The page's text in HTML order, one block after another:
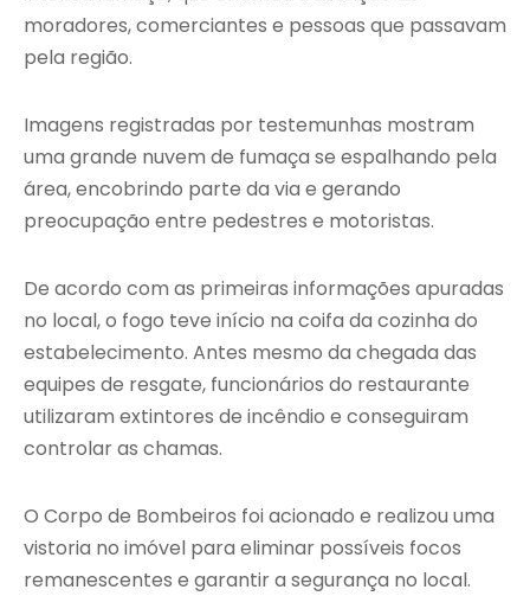
moradores, comerciantes e pessoas que passavam
pela região.
Imagens registradas por testemunhas mostram
uma grande nuvem de fumaça se espalhando pela
área, encobrindo parte da via e gerando
preocupação entre pedestres e motoristas.
De acordo com as primeiras informações apuradas
no local, o fogo teve início na coifa da cozinha do
estabelecimento. Antes mesmo da chegada das
equipes de resgate, funcionários do restaurante
utilizaram extintores de incêndio e conseguiram
controlar as chamas.
O Corpo de Bombeiros foi acionado e realizou uma
vistoria no imóvel para eliminar possíveis focos
remanescentes e garantir a segurança no local.